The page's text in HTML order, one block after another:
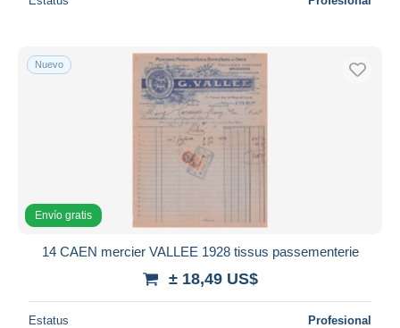
Nuevo
Envío gratis
14 CAEN mercier VALLEE 1928 tissus passementerie
± 18,49 US$
Estatus Profesional